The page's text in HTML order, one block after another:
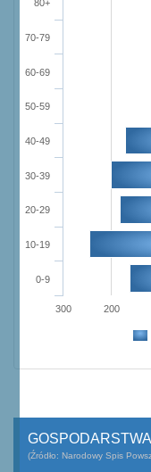
0-9
10-19
20-29
30-39
40-49
50-59
60-69
70-79
80+
300 200
(Źródło: Narodowy Spis